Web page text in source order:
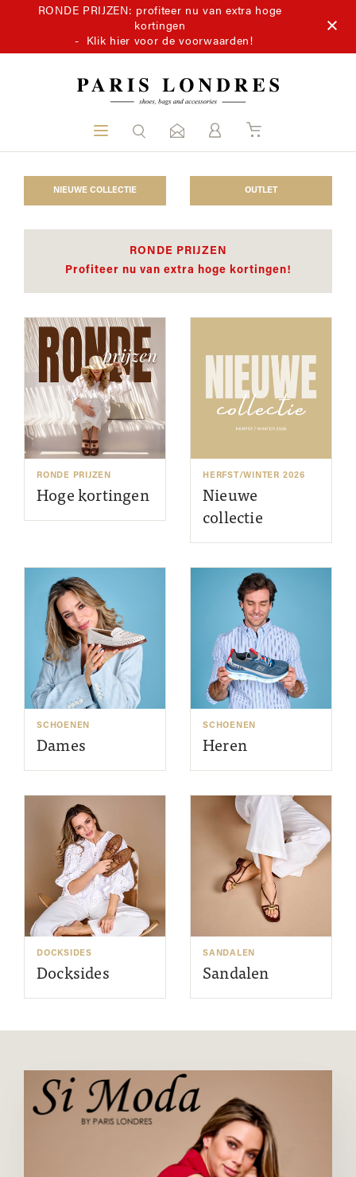
RONDE PRIJZEN: profiteer nu van extra hoge
kortingen
- Klik hier voor de voorwaarden!
NIEUWE COLLECTIE OUTLET
RONDE PRIJZEN
Profiteer nu van extra hoge kortingen!
RONDE PRIJZEN
Hoge kortingen
HERFST/WINTER 2026
Nieuwe
collectie
SCHOENEN
Dames
SCHOENEN
Heren
DOCKSIDES
Docksides
SANDALEN
Sandalen